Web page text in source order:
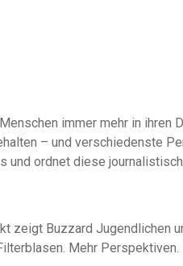
immer mehr in
– und verschiedenste
und ordnet diese
zeigt Buzzard Jugendlichen
Mehr Perspektiven.